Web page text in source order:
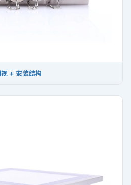
+ 安装结构